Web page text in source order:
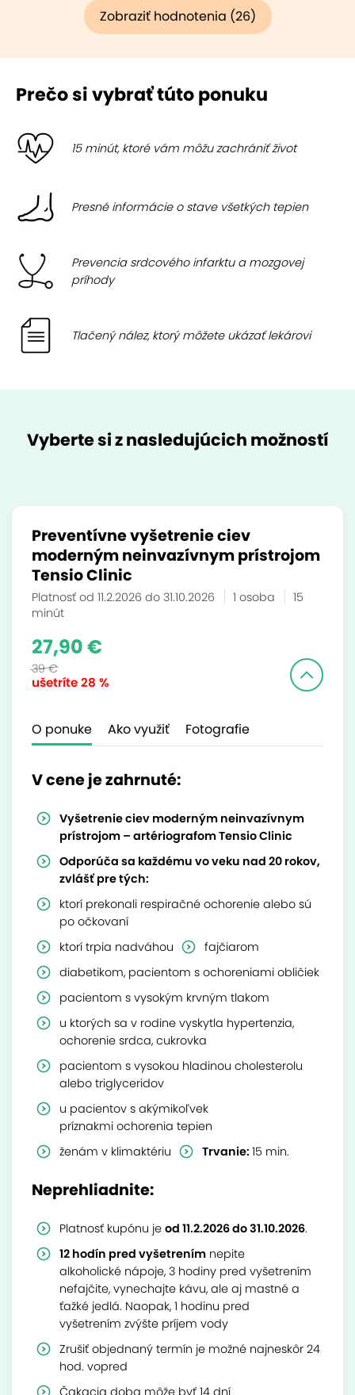
Zobraziť hodnotenia (26)
Prečo si vybrať túto ponuku
15 minút, ktoré vám môžu zachrániť život
Presné informácie o stave všetkých tepien
Prevencia srdcového infarktu a mozgovej
príhody
Tlačený nález, ktorý môžete ukázať lekárovi
Vyberte si z nasledujúcich možností
Preventívne vyšetrenie ciev
moderným neinvazívnym prístrojom
Tensio Clinic
Platnosť od 11.2.2026 do 31.10.2026 1 osoba
15
minút
ušetríte28 %
27,90 €
39 €
O ponuke Ako využiť Fotografie
V cene je zahrnuté:
Vyšetrenie ciev moderným neinvazívnym
prístrojom – artériografom Tensio Clinic
Odporúča sa každému vo veku nad 20 rokov,
zvlášť pre tých:
ktorí prekonali respiračné ochorenie alebo sú
po očkovaní
ktorí trpia nadváhou
fajčiarom
diabetikom, pacientom s ochoreniami obličiek
pacientom s vysokým krvným tlakom
u ktorých sa v rodine vyskytla hypertenzia,
ochorenie srdca, cukrovka
pacientom s vysokou hladinou cholesterolu
alebo triglyceridov
u pacientov s akýmikoľvek
príznakmi ochorenia tepien
ženám v klimaktériu
Trvanie: 15 min.
Neprehliadnite:
Platnosť kupónu je od 11.2.2026 do 31.10.2026.
12 hodín pred vyšetrením nepite
alkoholické nápoje, 3 hodiny pred vyšetrením
nefajčite, vynechajte kávu, ale aj mastné a
ťažké jedlá. Naopak, 1 hodinu pred
vyšetrením zvýšte príjem vody
Zrušiť objednaný termín je možné najneskôr 24
hod. vopred
Čakacia doba môže byť 14 dní